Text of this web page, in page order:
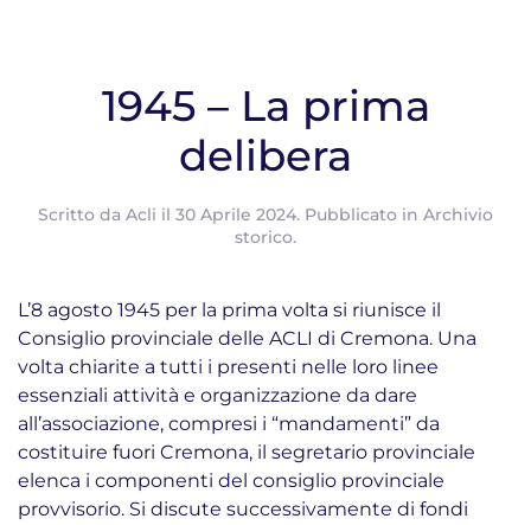
1945 – La prima
delibera
Scritto da Acli il 30 Aprile 2024. Pubblicato in Archivio
storico.
L’8 agosto 1945 per la prima volta si riunisce il
Consiglio provinciale delle ACLI di Cremona. Una
volta chiarite a tutti i presenti nelle loro linee
essenziali attività e organizzazione da dare
all’associazione, compresi i “mandamenti” da
costituire fuori Cremona, il segretario provinciale
elenca i componenti del consiglio provinciale
provvisorio. Si discute successivamente di fondi